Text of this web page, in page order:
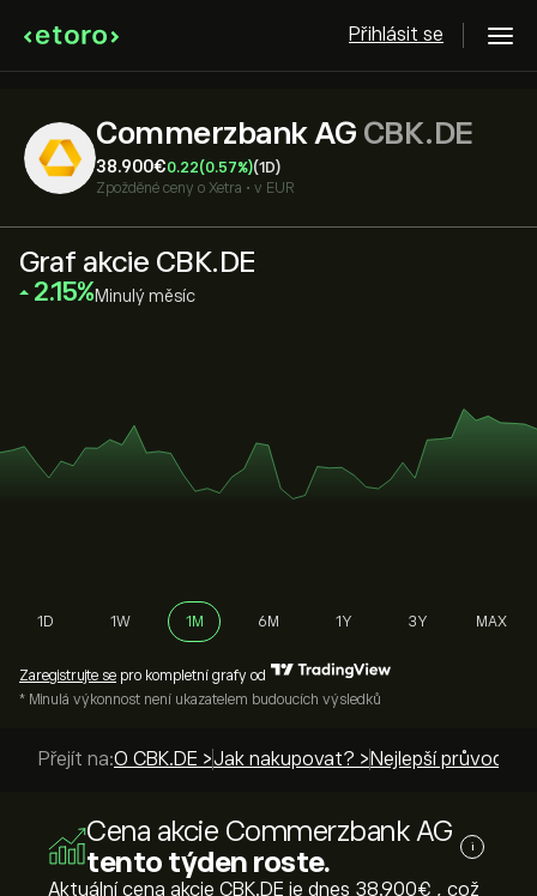
Přihlásit se
Commerzbank AG CBK.DE
38.900‎€‎0.22(0.57%)(1D)
Zpožděné ceny o Xetra • v EUR
Graf akcie CBK.DE
‎2.15‎ Minulý měsíc
1D 1W 1M 6M 1Y 3Y MAX
Zaregistrujte se pro kompletní grafy od
* Minulá výkonnost není ukazatelem budoucích výsledků
Přejít na:O CBK.DE >Jak nakupovat? > Nejlepší průvodci >
Cena akcie Commerzbank AG
tento týden roste.
i
Aktuální cena akcie CBK.DE je dnes 38.900‎€‎ , což